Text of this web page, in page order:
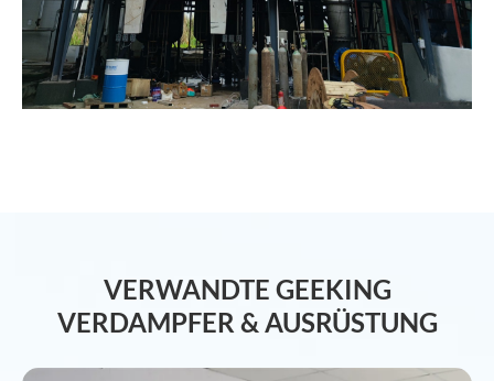
VERWANDTE GEEKING
VERDAMPFER & AUSRÜSTUNG